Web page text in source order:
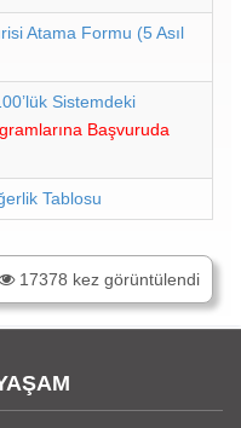
Atama Formu (5 Asıl
Sistemdeki
Başvuruda
Tablosu
17378 kez görüntülendi